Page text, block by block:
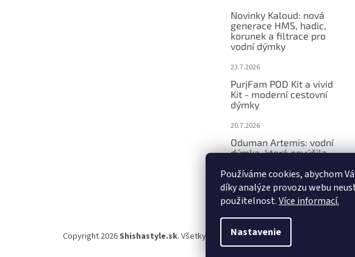
Používáme cookies, abychom
díky analýze provozu webu
použitelnost.Více informací.
Nastavenie
Novinky Kaloud: nová
generace HMS, hadic,
korunek a filtrace pro
vodní dýmky
23.7.2026
PurjFam POD Kit a vivid
Kit - moderní cestovní
dýmky
20.7.2026
Oduman Artemis: vodní
dýmka, která povýšila
show
17.7.2026
Copyright 2026Shishastyle.sk. Všetky práva vyhradené.